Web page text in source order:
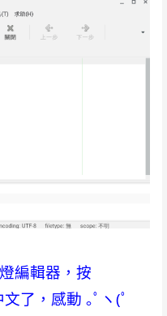
編輯器， 按
了，感動 ｡ﾟヽ(ﾟ